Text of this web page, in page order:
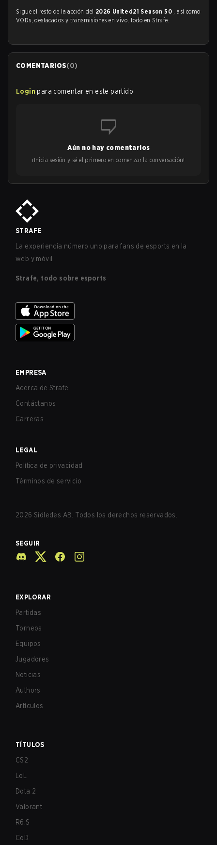
Sigue el resto de la acción del 2026 United21 Season 50 , así como
VODs, destacados y transmisiones en vivo, todo en Strafe.
COMENTARIOS(0)
Login para comentar en este partido
Aún no hay comentarios
¡Inicia sesión y sé el primero en comenzar la conversación!
STRAFE
La experiencia número uno para fans de esports en la
web y móvil.
Strafe, todo sobre esports
EMPRESA
Acerca de Strafe
Contáctanos
Carreras
LEGAL
Política de privacidad
Términos de servicio
2026 Sidledes AB. Todos los derechos reservados.
SEGUIR
EXPLORAR
Partidas
Torneos
Equipos
Jugadores
Noticias
Authors
Artículos
TÍTULOS
CS2
LoL
Dota 2
Valorant
R6:S
CoD